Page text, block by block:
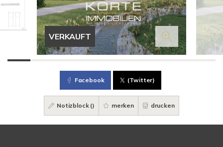
VERKAUFT
Facebook (Twitter)
Notizblock () merken drucken